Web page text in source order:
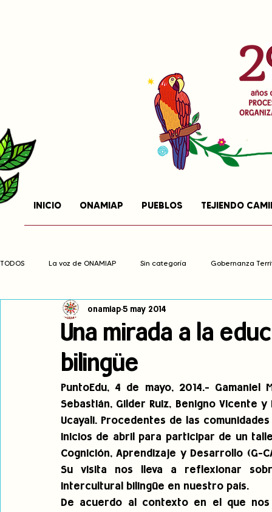
INICIO ONAMIAP PUEBLOS TEJIENDO
TODOS La voz de ONAMIAP Sin categoría Gobernanza
Cambio climático Navegador indígena
Pronunciamientos
jóvenes indígenas Incidencias incidencia PNPI
Una mirada a la
bilingüe
onamiap 5 may 2014
PuntoEdu, 4 de mayo, 2014.- Gamaniel
Sebastián, Gilder Ruiz, Benigno Vicente
Ucayali. Procedentes de las
inicios de abril para participar de un
Cognición, Aprendizaje y Desarrollo (G-
Su visita nos lleva a reflexionar
intercultural bilingüe en nuestro país.
De acuerdo al contexto en el que